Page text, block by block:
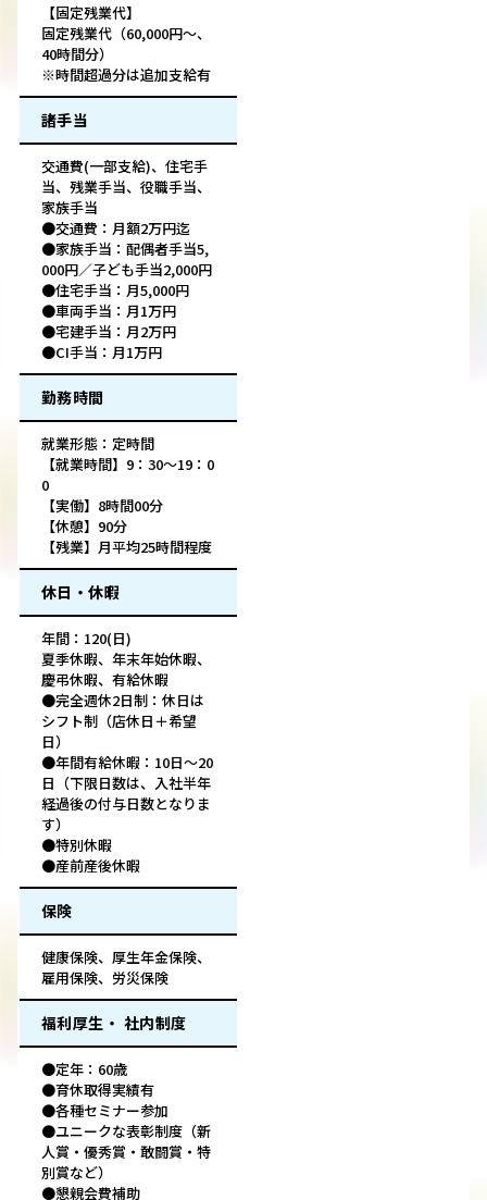
【固定残業代】
固定残業代（60,000円～、
40時間分）
※時間超過分は追加支給有
諸手当
交通費(一部支給)、住宅手
当、残業手当、役職手当、
家族手当
●交通費：月額2万円迄
●家族手当：配偶者手当5,
000円／子ども手当2,000円
●住宅手当：月5,000円
●車両手当：月1万円
●宅建手当：月2万円
●CI手当：月1万円
勤務時間
就業形態：定時間
【就業時間】9：30～19：0
0
【実働】8時間00分
【休憩】90分
【残業】月平均25時間程度
休日・休暇
年間：120(日)
夏季休暇、年末年始休暇、
慶弔休暇、有給休暇
●完全週休2日制：休日は
シフト制（店休日＋希望
日）
●年間有給休暇：10日～20
日（下限日数は、入社半年
経過後の付与日数となりま
す）
●特別休暇
●産前産後休暇
保険
健康保険、厚生年金保険、
雇用保険、労災保険
福利厚生・ 社内制度
●定年：60歳
●育休取得実績有
●各種セミナー参加
●ユニークな表彰制度（新
人賞・優秀賞・敢闘賞・特
別賞など）
●懇親会費補助